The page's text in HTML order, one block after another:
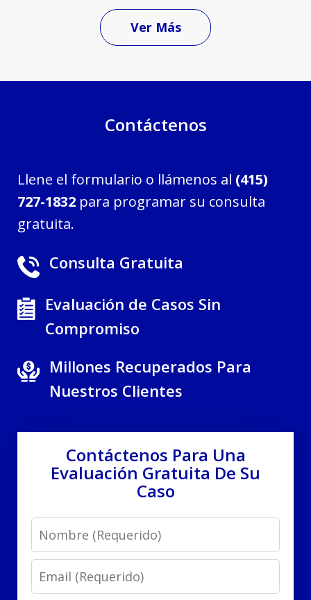
Ver Más
Contáctenos
Llene el formulario o llámenos al (415)
727-1832 para programar su consulta
gratuita.
Consulta Gratuita
Evaluación de Casos Sin
Compromiso
Millones Recuperados Para
Nuestros Clientes
Contáctenos Para Una
Evaluación Gratuita De Su
Caso
Name
Email